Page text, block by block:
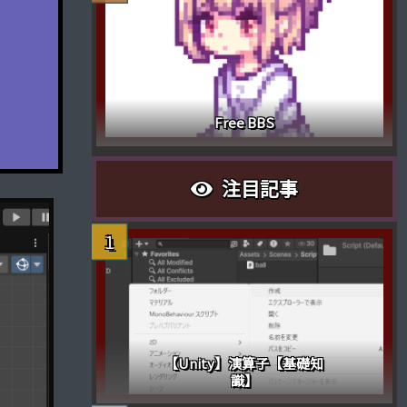
Free BBS
注目記事
【Unity】演算子【基礎知
識】